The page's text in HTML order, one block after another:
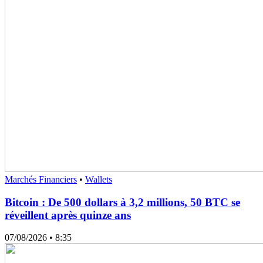
Marchés Financiers • Wallets
Bitcoin : De 500 dollars à 3,2 millions, 50 BTC se
réveillent après quinze ans
07/08/2026 • 8:35